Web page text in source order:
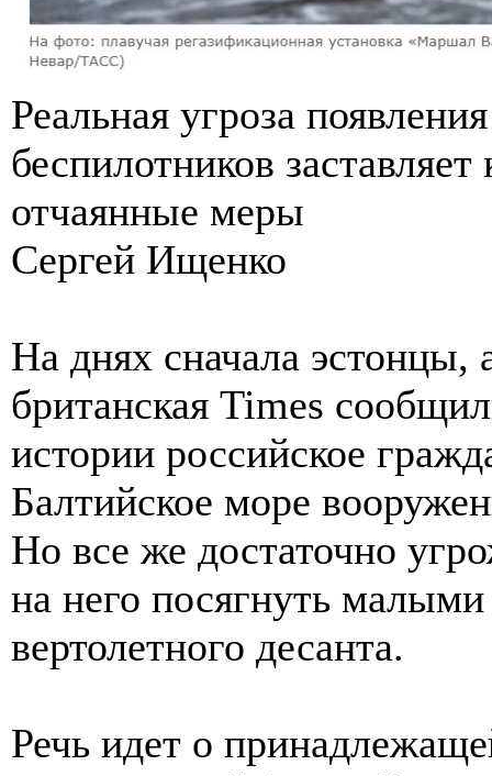
Реальная угроза
беспилотников
отчаянные меры
Сергей Ищенко
На днях сначала эстонцы,
британская Times
истории российское
Балтийское море
Но все же достаточно
на него посягнуть
вертолетного десанта.
Речь идет о